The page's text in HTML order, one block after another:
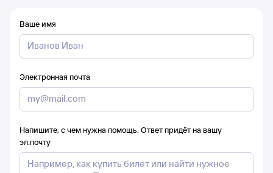
Ваше имя
Электронная почта
Напишите, с чем нужна помощь. Ответ придёт на вашу
эл.почту